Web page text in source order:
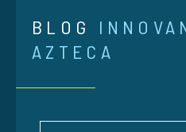
BLOG
AZTECA